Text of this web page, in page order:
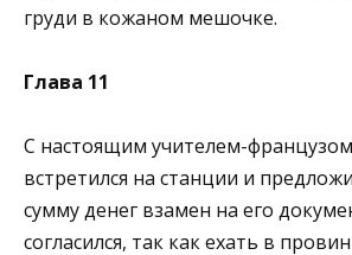
груди в кожаном мешочке.
Глава 11
С настоящим учителем-
встретился на станции и
сумму денег взамен на его
согласился, так как ехать в